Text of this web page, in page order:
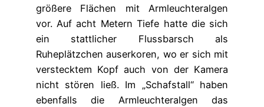
größere Flächen mit Armleuchteralgen
vor. Auf acht Metern Tiefe hatte die sich
ein stattlicher Flussbarsch als
Ruheplätzchen auserkoren, wo er sich mit
verstecktem Kopf auch von der Kamera
nicht stören ließ. Im „Schafstall“ haben
ebenfalls die Armleuchteralgen das